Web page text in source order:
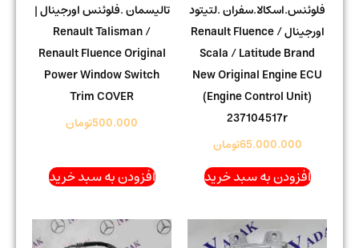
فلوئنس.اسکالا.سفران .لتیتود
اورجینال Renault Fluence /
Scala / Latitude Brand
New Original Engine ECU
(Engine Control Unit)
237104517r
65.000.000تومان
افزودن به سبد خرید
تالیسمان .فلوئنس اورجینال |
Renault Talisman /
Renault Fluence Original
Power Window Switch
Trim COVER
500.000تومان
افزودن به سبد خرید